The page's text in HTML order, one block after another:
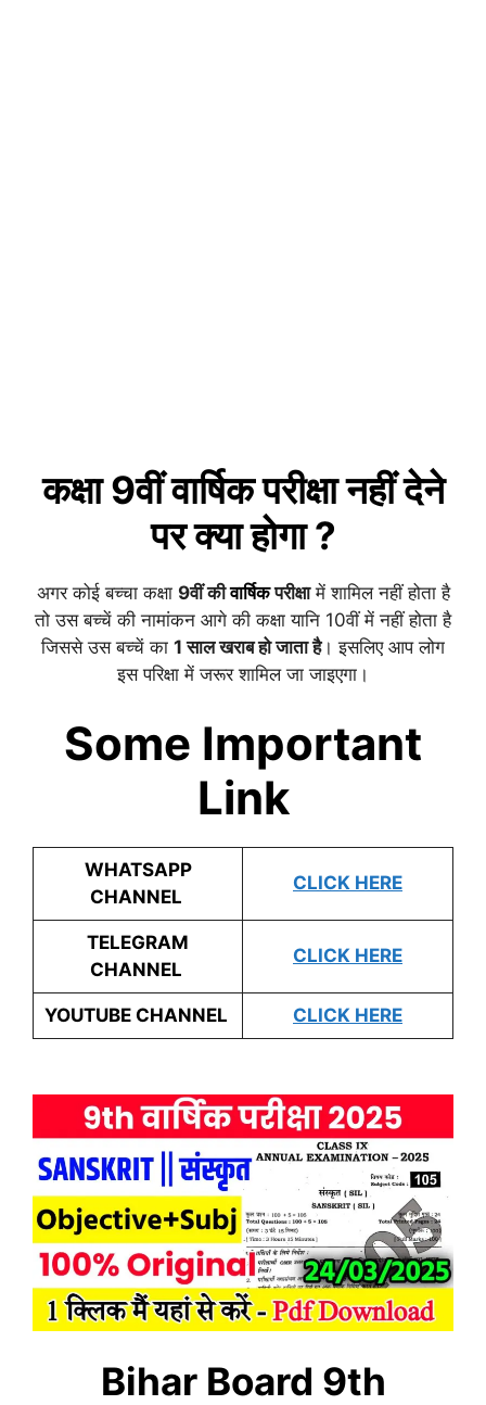
कक्षा 9वींवार्षिकपरीक्षा नहीं देने
पर क्या होगा ?
अगर कोई बच्चा कक्षा 9वीं की वार्षिकपरीक्षामें शामिल नहीं होता है
तो उस बच्चें की नामांकन आगे की कक्षा यानि 10वीं में नहीं होता है
जिससे उस बच्चें का 1 साल खराब हो जाता है। इसलिए आप लोग
इस परिक्षा में जरूर शामिल जा जाइएगा।
Some Important
Link
WHATSAPP
CHANNEL
CLICK HERE
TELEGRAM
CHANNEL
CLICK HERE
YOUTUBE CHANNEL CLICK HERE
Bihar Board 9th